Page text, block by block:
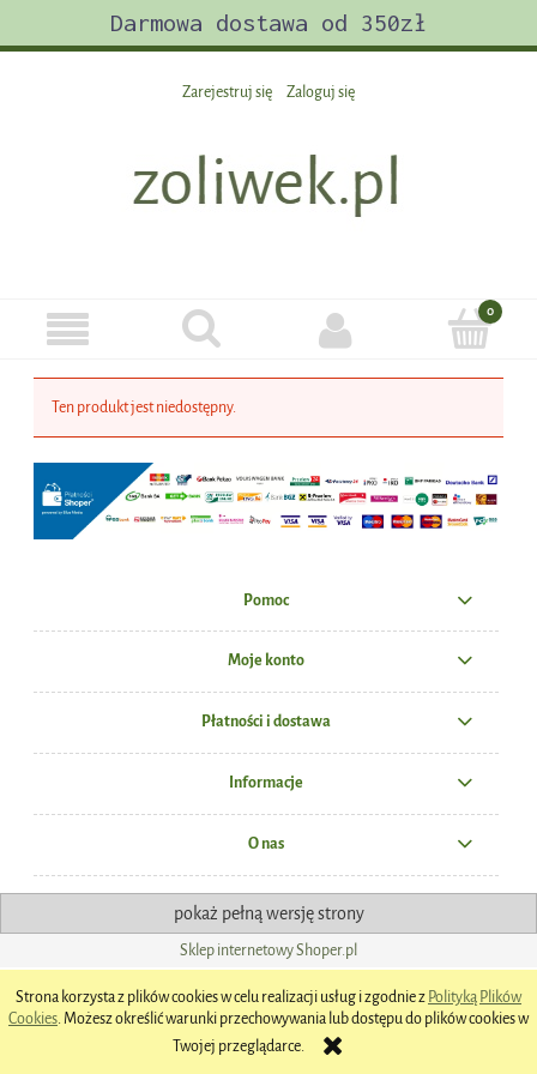
Darmowa dostawa od 350zł
Strona korzysta z plików cookies w celu realizacji usług i zgodnie zPolityką Plików
Cookies. Możesz określić warunki przechowywania lub dostępu do plików cookies w
Twojej przeglądarce.
Zarejestruj się Zaloguj się
Ten produkt jest niedostępny.
Pomoc
Moje konto
Płatności i dostawa
Informacje
O nas
pokaż pełną wersję strony
Sklep internetowy Shoper.pl